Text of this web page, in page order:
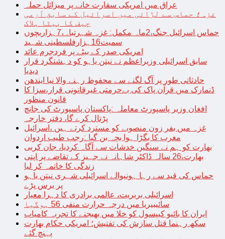
عراق میں امریکی سفارت خانے پر میزائل حملہ
غزہ؛ حماس سے لڑائی میں اسرائیل کے سابق آرمی
چیف کا بیٹا ہلاک
حماس اسرائیل جنگ،2ماہ مکمل: غزہ شہرتباہ،7ہزاربچوں
سمیت16ہزارفلسطینی شہید
امریکی صدر کے بیٹے پر فردجرم عائد
سابق اسرائیلی وزیراعظم نے نیتن یاہو کو دہشتگرد قرار
دیدیا
حادثاتی طور پر آگ لگنے سے محفوظ رہنے والا نیا ایندھن
ڈنمارک میں قرآن پاک کی بےحرمتی غیرقانونی قرار،سزا کا
قانون منظور
افغان وزیر پاسپورٹ معاملہ :پاکستان پاسپورٹ کی جانچ
پڑتال کرے گا، دفتر خارجہ
غزہ میں بفر زون منصوبے کو مسترد کرتے ہیں ،اسرائیل
مغرب کا بگڑا ہوا بچہ بن گیا :رجب طیب اردوان
بھارت کو ہم نے سنگین خدشات سے آگاہ کردیا، جان کربی
بھارت،26 سالہ ڈاکٹر شاہانہ نے جہیز کے تقاضے پر اپنی
زندگی کا خاتمہ کر لیا
حماس کی قید سے رہا ہونیوالے اسرائیلی شہری نیتن یاہو
پر برس پڑے
اسرائیلی بربریت، عالمی برادری کا دہرا معیار
سائیبیریا میں درجہ حرارت منفی 56 ہوگیا
ایران کا بائیو کیپسول کو خلا میں بھیجنے کا تجربہ کامیاب
سکھ رہنما قتل سازش کی تفتیش؛ امریکی حکام بھارت
پہنچ گئے